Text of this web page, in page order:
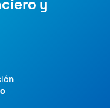
y